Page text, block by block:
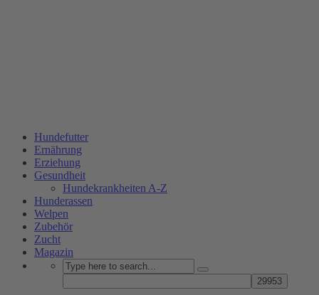
Hundefutter
Ernährung
Erziehung
Gesundheit
Hundekrankheiten A-Z
Hunderassen
Welpen
Zubehör
Zucht
Magazin